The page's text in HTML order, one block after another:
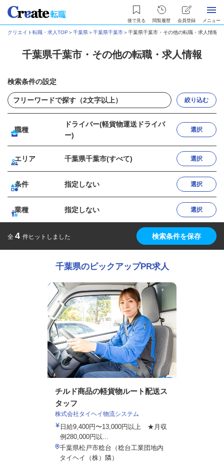
後で見る 閲覧履歴 会員登録 メニュー
クリエイト転職・求人TOP ＞千葉県＞千葉県千葉市＞千葉県千葉市・その他の転職・求人情報
千葉県千葉市・その他の転職・求人情報
検索条件の設定
絞り込む
職種
ドライバー(軽貨物運送ドライバ
ー)
選択
エリア 千葉県千葉市(すべて) 選択
条件 指定しない 選択
業種 指定しない 選択
全 4 件ヒットしました 検索条件を保存
千葉県のピックアップPR求人
チルド商品の軽貨物ルート配送ス
タッフ
株式会社タイヘイ物流システム
日給9,400円〜13,000円以上 ★月収
例280,000円以...
千葉県松戸市稔台（稔台工業団地内
タイヘイ（株）隣）